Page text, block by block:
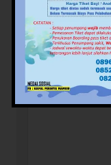
Tinggalkan
Alamat email
yang wajib
Komentar*